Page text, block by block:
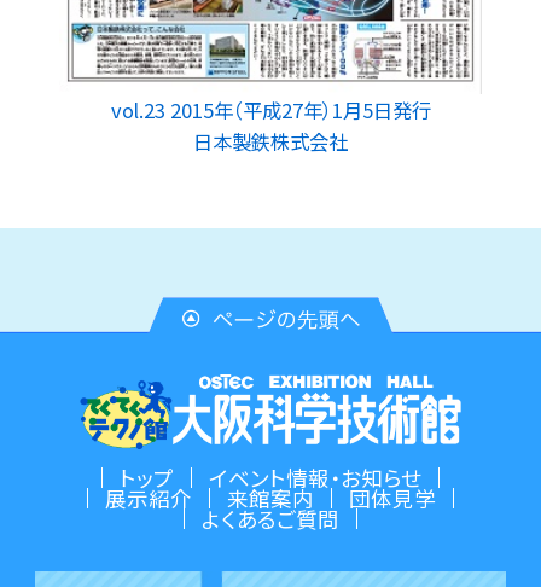
vol.23 2015年（平成27年）1月5日発行
日本製鉄株式会社
トップ イベント情報・お知らせ
展示紹介 来館案内 団体見学
よくあるご質問